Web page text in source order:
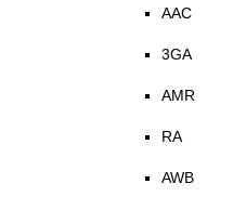
AAC
3GA
AMR
RA
AWB